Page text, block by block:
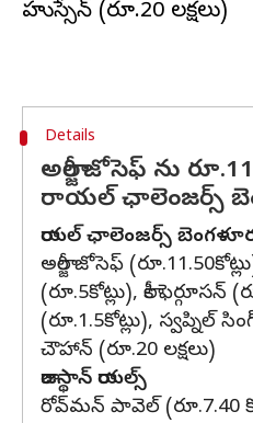
Details
అల్జారీ జోసెఫ్ ను
రాయల్ ఛాలెంజర్స్
రాయ‌ల్ ఛాలెంజ‌ర్స్
అల్జారీ జోసెఫ్
(రూ.5కోట్లు), లాకీ ఫెర్గూసన్
(రూ.1.5కోట్లు), స్వప్నిల్
చౌహాన్ (రూ.20 లక్షలు)
రాజ‌స్థాన్ రాయ‌ల్స్‌
రోవ్‌మ‌న్ పావెల్ (రూ.7.40